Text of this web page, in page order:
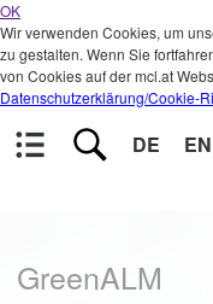
OK
Wir verwenden Cookies, um
zu gestalten. Wenn Sie
von Cookies auf der mcl.at
Datenschutzerklärung/Cookie-
DE EN
GreenALM